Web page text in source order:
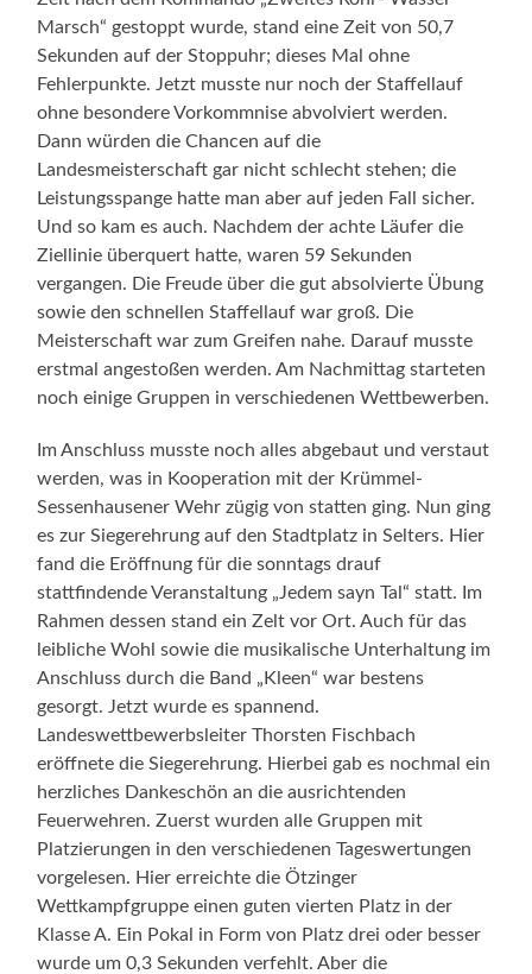
Marsch“ gestoppt wurde, stand eine Zeit von 50,7
Sekunden auf der Stoppuhr; dieses Mal ohne
Fehlerpunkte. Jetzt musste nur noch der Staffellauf
ohne besondere Vorkommnise abvolviert werden.
Dann würden die Chancen auf die
Landesmeisterschaft gar nicht schlecht stehen; die
Leistungsspange hatte man aber auf jeden Fall sicher.
Und so kam es auch. Nachdem der achte Läufer die
Ziellinie überquert hatte, waren 59 Sekunden
vergangen. Die Freude über die gut absolvierte Übung
sowie den schnellen Staffellauf war groß. Die
Meisterschaft war zum Greifen nahe. Darauf musste
erstmal angestoßen werden. Am Nachmittag starteten
noch einige Gruppen in verschiedenen Wettbewerben.
Im Anschluss musste noch alles abgebaut und verstaut
werden, was in Kooperation mit der Krümmel-
Sessenhausener Wehr zügig von statten ging. Nun ging
es zur Siegerehrung auf den Stadtplatz in Selters. Hier
fand die Eröffnung für die sonntags drauf
stattfindende Veranstaltung „Jedem sayn Tal“ statt. Im
Rahmen dessen stand ein Zelt vor Ort. Auch für das
leibliche Wohl sowie die musikalische Unterhaltung im
Anschluss durch die Band „Kleen“ war bestens
gesorgt. Jetzt wurde es spannend.
Landeswettbewerbsleiter Thorsten Fischbach
eröffnete die Siegerehrung. Hierbei gab es nochmal ein
herzliches Dankeschön an die ausrichtenden
Feuerwehren. Zuerst wurden alle Gruppen mit
Platzierungen in den verschiedenen Tageswertungen
vorgelesen. Hier erreichte die Ötzinger
Wettkampfgruppe einen guten vierten Platz in der
Klasse A. Ein Pokal in Form von Platz drei oder besser
wurde um 0,3 Sekunden verfehlt. Aber die